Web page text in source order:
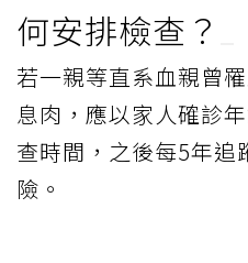
何安排檢查？
若一親等直系血親曾
息肉，應以家人確診
查時間，之後每5年追
險。